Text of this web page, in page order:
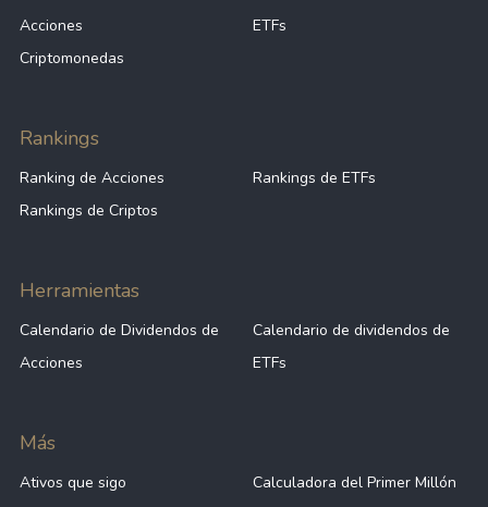
Acciones
ETFs
Criptomonedas
Rankings
Ranking de Acciones
Rankings de ETFs
Rankings de Criptos
Herramientas
Calendario de Dividendos de
Acciones
Calendario de dividendos de
ETFs
Más
Ativos que sigo
Calculadora del Primer Millón